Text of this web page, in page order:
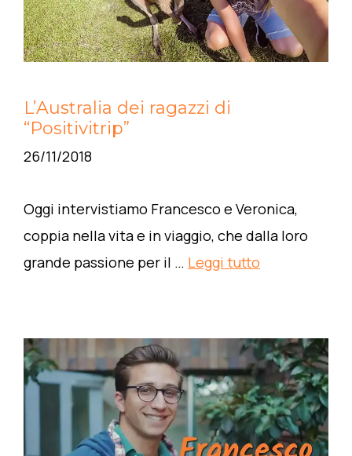
L’Australia dei ragazzi di
“Positivitrip”
26/11/2018
Oggi intervistiamo Francesco e Veronica,
coppia nella vita e in viaggio, che dalla loro
grande passione per il … Leggi tutto